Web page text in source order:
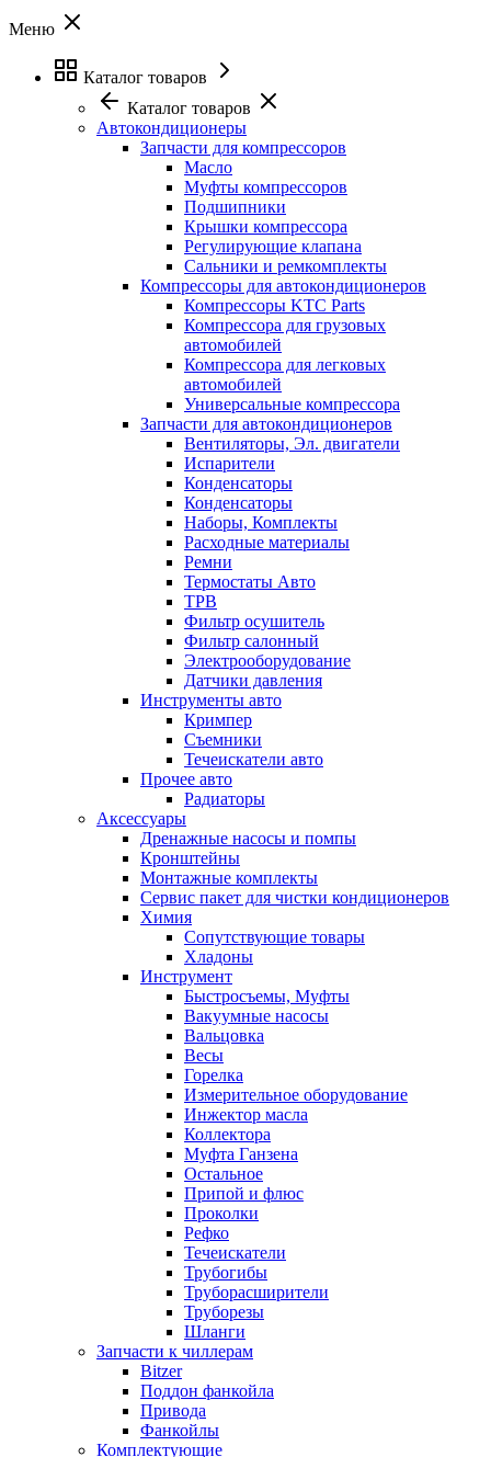
Меню
Каталог товаров
Каталог товаров
Автокондиционеры
Запчасти для компрессоров
Масло
Муфты компрессоров
Подшипники
Крышки компрессора
Регулирующие клапана
Сальники и ремкомплекты
Компрессоры для автокондиционеров
Компрессоры KTC Parts
Компрессора для грузовых
автомобилей
Компрессора для легковых
автомобилей
Универсальные компрессора
Запчасти для автокондиционеров
Вентиляторы, Эл. двигатели
Испарители
Конденсаторы
Конденсаторы
Наборы, Комплекты
Расходные материалы
Ремни
Термостаты Авто
ТРВ
Фильтр осушитель
Фильтр салонный
Электрооборудование
Датчики давления
Инструменты авто
Кримпер
Съемники
Течеискатели авто
Прочее авто
Радиаторы
Аксессуары
Дренажные насосы и помпы
Кронштейны
Монтажные комплекты
Сервис пакет для чистки кондиционеров
Химия
Сопутствующие товары
Хладоны
Инструмент
Быстросъемы, Муфты
Вакуумные насосы
Вальцовка
Весы
Горелка
Измерительное оборудование
Инжектор масла
Коллектора
Муфта Ганзена
Остальное
Припой и флюс
Проколки
Рефко
Течеискатели
Трубогибы
Труборасширители
Труборезы
Шланги
Запчасти к чиллерам
Bitzer
Поддон фанкойла
Привода
Фанкойлы
Комплектующие